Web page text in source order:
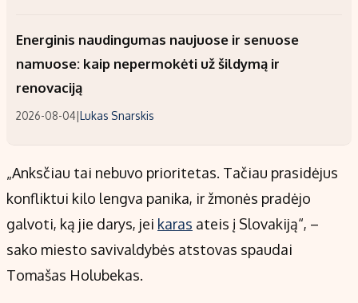
Energinis naudingumas naujuose ir senuose
namuose: kaip nepermokėti už šildymą ir
renovaciją
2026-08-04|Lukas Snarskis
„Anksčiau tai nebuvo prioritetas. Tačiau prasidėjus
konfliktui kilo lengva panika, ir žmonės pradėjo
galvoti, ką jie darys, jei karas ateis į Slovakiją“, –
sako miesto savivaldybės atstovas spaudai
Tomašas Holubekas.